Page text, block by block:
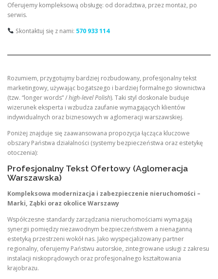
Oferujemy kompleksową obsługę: od doradztwa, przez montaż, po
serwis.
Skontaktuj się z nami: 570 933 114
Rozumiem, przygotujmy bardziej rozbudowany, profesjonalny tekst
marketingowy, używając bogatszego i bardziej formalnego słownictwa
(tzw. “longer words” /high-level Polish). Taki styl doskonale buduje
wizerunek eksperta i wzbudza zaufanie wymagających klientów
indywidualnych oraz biznesowych w aglomeracji warszawskiej.
Poniżej znajduje się zaawansowana propozycja łącząca kluczowe
obszary Państwa działalności (systemy bezpieczeństwa oraz estetykę
otoczenia):
Profesjonalny Tekst Ofertowy (Aglomeracja
Warszawska)
Kompleksowa modernizacja i zabezpieczenie nieruchomości –
Marki, Ząbki oraz okolice Warszawy
Współczesne standardy zarządzania nieruchomościami wymagają
synergii pomiędzy niezawodnym bezpieczeństwem a nienaganną
estetyką przestrzeni wokół nas. Jako wyspecjalizowany partner
regionalny, oferujemy Państwu autorskie, zintegrowane usługi z zakresu
instalacji niskoprądowych oraz profesjonalnego kształtowania
krajobrazu.